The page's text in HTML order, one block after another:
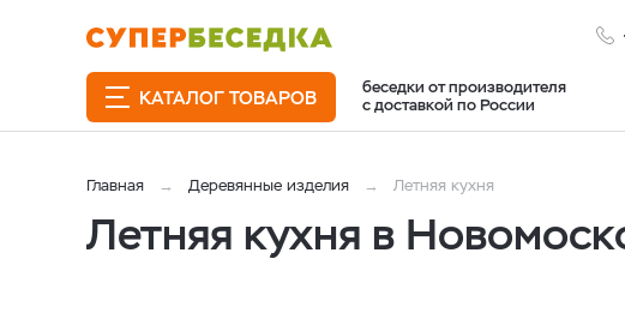
беседки от производителя
с доставкой по России
КАТАЛОГ ТОВАРОВ
Главная Деревянные изделия Летняя кухня
Летняя кухня в